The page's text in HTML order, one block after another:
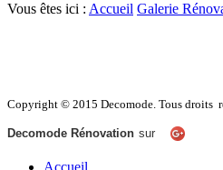
Vous êtes ici : Accueil Galerie
Copyright © 2015 Decomode. Tous droits
Decomode Rénovation sur
Accueil